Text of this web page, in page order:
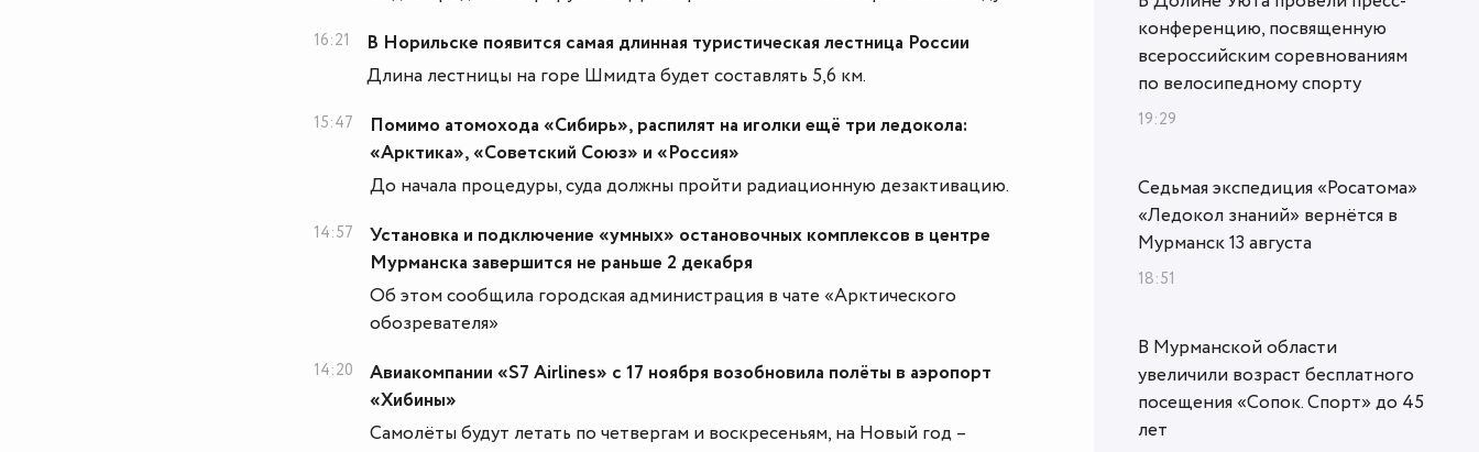
16:21
В Норильске появится самая длинная туристическая лестница России
Длина лестницы на горе Шмидта будет составлять 5,6 км.
15:47
Помимо атомохода «Сибирь», распилят на иголки ещё три ледокола:
«Арктика», «Советский Союз» и «Россия»
До начала процедуры, суда должны пройти радиационную дезактивацию.
14:57
Установка и подключение «умных» остановочных комплексов в центре
Мурманска завершится не раньше 2 декабря
Об этом сообщила городская администрация в чате «Арктического
обозревателя»
14:20
Авиакомпании «S7 Airlines» с 17 ноября возобновила полёты в аэропорт
«Хибины»
Самолёты будут летать по четвергам и воскресеньям, на Новый год –
конференцию, посвященную
всероссийским соревнованиям
по велосипедному спорту
19:29
Седьмая экспедиция «Росатома»
«Ледокол знаний» вернётся в
Мурманск 13 августа
18:51
В Мурманской области
увеличили возраст бесплатного
посещения «Сопок. Спорт» до 45
лет